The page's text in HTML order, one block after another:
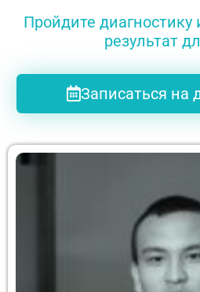
Пройдите диагностику
результат
Записаться на